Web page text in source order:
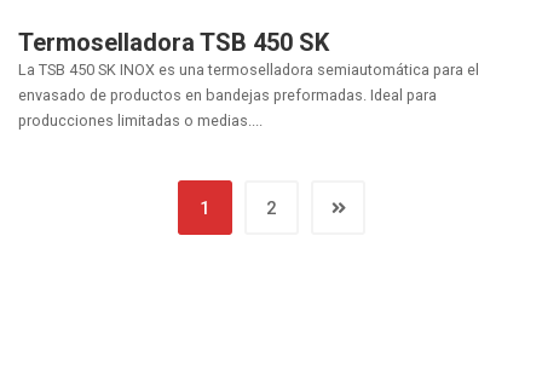
Termoselladora TSB 450 SK
La TSB 450 SK INOX es una termoselladora semiautomática para el
envasado de productos en bandejas preformadas. Ideal para
producciones limitadas o medias....
1 2